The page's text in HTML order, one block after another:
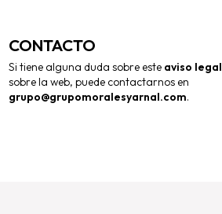
CONTACTO
Si tiene alguna duda sobre este aviso legal
sobre la web, puede contactarnos en
grupo@grupomoralesyarnal.com.